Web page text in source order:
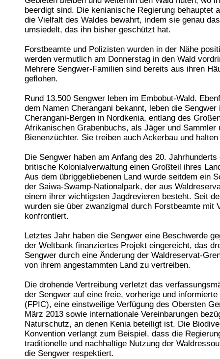
beerdigt sind. Die kenianische Regierung behauptet
die Vielfalt des Waldes bewahrt, indem sie genau
umsiedelt, das ihn bisher geschützt hat.
Forstbeamte und Polizisten wurden in der Nähe
werden vermutlich am Donnerstag in den Wald
Mehrere Sengwer-Familien sind bereits aus ihren
geflohen.
Rund 13.500 Sengwer leben im Embobut-Wald.
dem Namen Cherangani bekannt, leben die Sengwer
Cherangani-Bergen in Nordkenia, entlang des
Afrikanischen Grabenbuchs, als Jäger und Sammler
Bienenzüchter. Sie treiben auch Ackerbau und
Die Sengwer haben am Anfang des 20. Jahrhunderts
britische Kolonialverwaltung einen Großteil ihres
Aus dem übriggebliebenen Land wurde seitdem ein
der Saiwa-Swamp-Nationalpark, der aus
einem ihrer wichtigsten Jagdrevieren besteht. Seit
wurden sie über zwanzigmal durch Forstbeamte mit
konfrontiert.
Letztes Jahr haben die Sengwer eine Beschwerde
der Weltbank finanziertes Projekt eingereicht, das
Sengwer durch eine Änderung der Waldreservat-
von ihrem angestammten Land zu vertreiben.
Die drohende Vertreibung verletzt das
der Sengwer auf eine freie, vorherige und
(FPIC), eine einstweilige Verfügung des Obersten
März 2013 sowie internationale Vereinbarungen
Naturschutz, an denen Kenia beteiligt ist. Die
Konvention verlangt zum Beispiel, dass die
traditionelle und nachhaltige Nutzung der
die Sengwer respektiert.